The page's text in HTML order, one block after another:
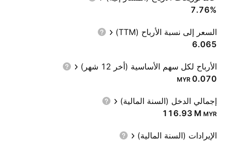
7.76%
السعر إلى نسبة الأرباح (TTM)
6.065
الأرباح لكل سهم الأساسية (أخر 12 شهر)
0.070
MYR
إجمالي الدخل (السنة المالية)
‪116.93 M‬ MYR
الإيرادات (السنة المالية)